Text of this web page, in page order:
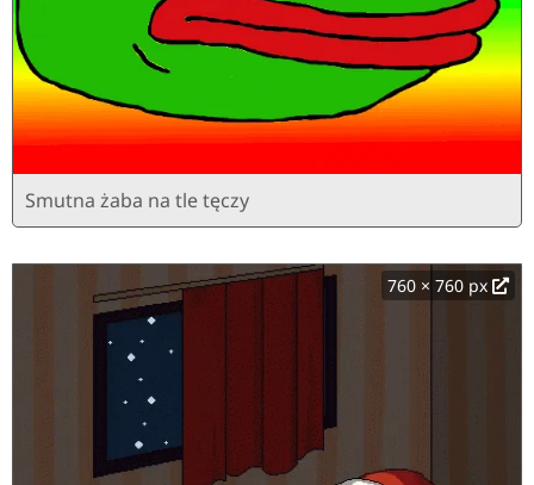
Smutna żaba na tle tęczy
760 × 760 px